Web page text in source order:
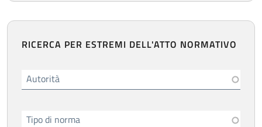
RICERCA PER ESTREMI DELL'ATTO NORMATIVO
Autorità
Tipo di norma